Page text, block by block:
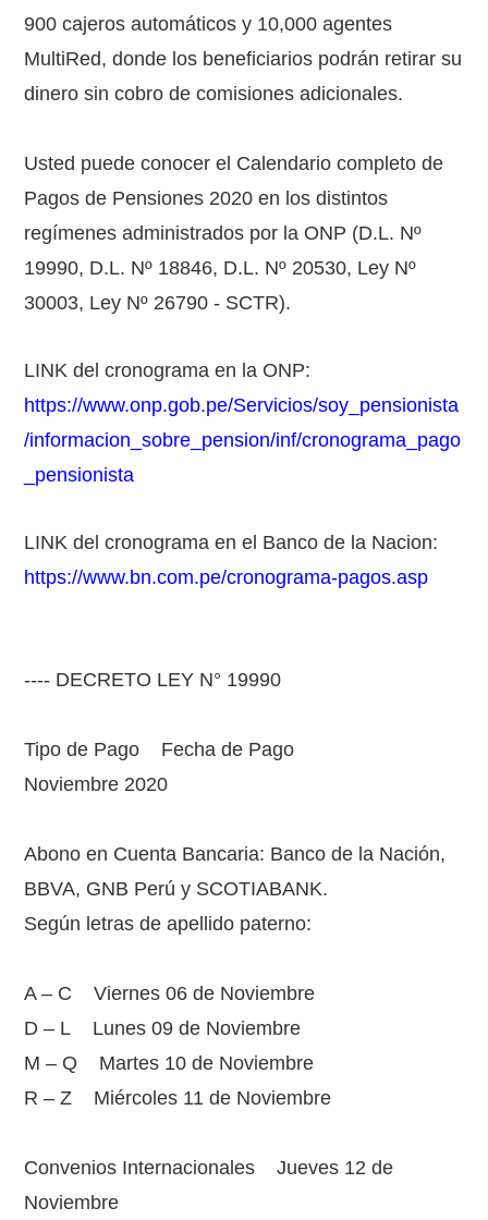
900 cajeros automáticos y 10,000 agentes
MultiRed, donde los beneficiarios podrán retirar su
dinero sin cobro de comisiones adicionales.
Usted puede conocer el Calendario completo de
Pagos de Pensiones 2020​​ en los distintos
regímenes administrados por la ONP (D.L. Nº
19990, D.L. Nº 18846, D.L. Nº 20530, Ley Nº
30003, Ley Nº 26790 - SCTR).
LINK del cronograma en la ONP:
https://www.onp.gob.pe/Servicios/soy_pensionista
/informacion_sobre_pension/inf/cronograma_pago
_pensionista
LINK del cronograma en el Banco de la Nacion:
https://www.bn.com.pe/cronograma-pagos.asp
---- DECRETO LEY N° 19990
Tipo de Pago Fecha de Pago
Noviembre 2020
Abono en Cuenta Bancaria: Banco de la Nación,
BBVA, GNB Perú y SCOTIABANK.
Según letras de apellido paterno:
A – C Viernes 06 de Noviembre
D – L Lunes 09 de Noviembre
M – Q Martes 10 de Noviembre
R – Z Miércoles 11 de Noviembre
Convenios Internacionales Jueves 12 de
Noviembre